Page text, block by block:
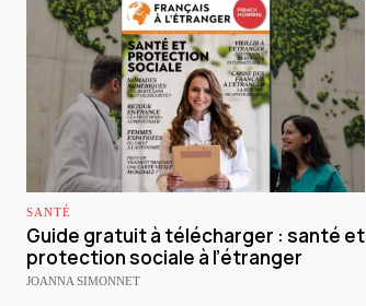
SANTÉ
Guide gratuit à télécharger : santé et
protection sociale à l’étranger
JOANNA SIMONNET